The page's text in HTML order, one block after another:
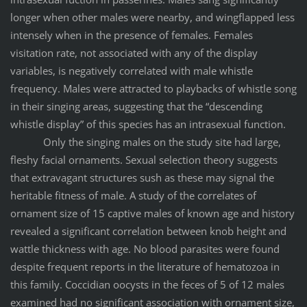
longer when other males were nearby, and wingflapped less
intensely when in the presence of females. Females
visitation rate, not associated with any of the display
variables, is negatively correlated with male whistle
frequency. Males were attracted to playbacks of whistle song
in their singing areas, suggesting that the “descending
whistle display” of this species has an intrasexual function.
Only the singing males on the study site had large,
fleshy facial ornaments. Sexual selection theory suggests
that extravagant structures sush as these may signal the
heritable fitness of male. A study of the correlates of
ornament size of 15 captive males of known age and history
revealed a significant correlation between knob height and
wattle thickness with age. No blood parasites were found
despite frequent reports in the literature of hematozoa in
this family. Coccidian oocysts in the feces of 5 of 12 males
examined had no significant association with ornament size,